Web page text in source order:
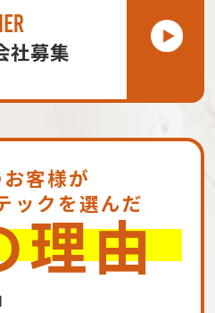
社募集
客様が
ックを選んだ
理由